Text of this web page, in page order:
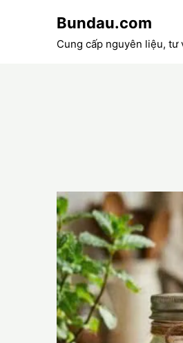
Bundau.com
Cung cấp nguyên liệu, tư